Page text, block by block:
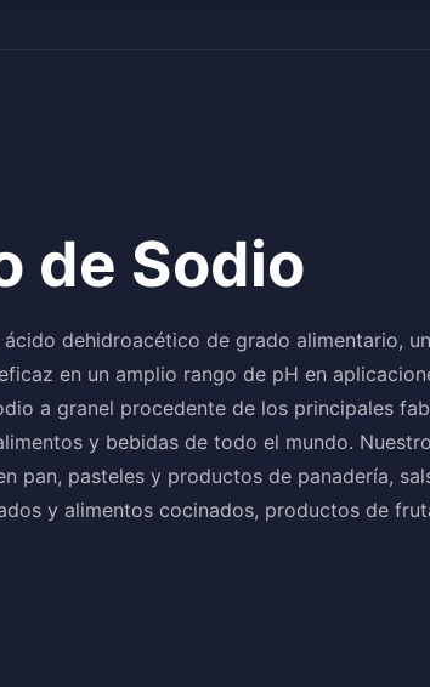
de Sodio
dehidroacético de grado alimentario, un
en un amplio rango de pH en
a granel procedente de los principales
y bebidas de todo el mundo. Nuestro
pan, pasteles y productos de panadería,
y alimentos cocinados, productos de